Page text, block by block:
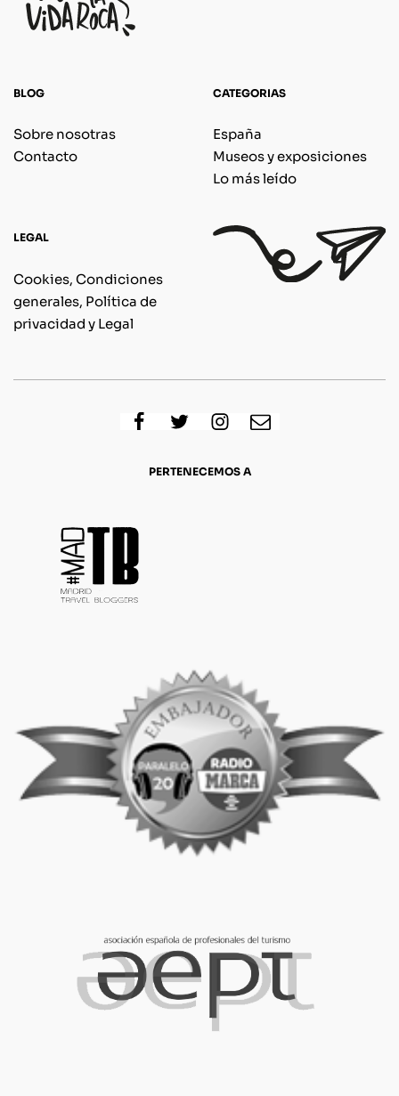
BLOG
Sobre nosotras
Contacto
CATEGORIAS
España
Museos y exposiciones
Lo más leído
LEGAL
Cookies, Condiciones
generales, Política de
privacidad y Legal
PERTENECEMOS A